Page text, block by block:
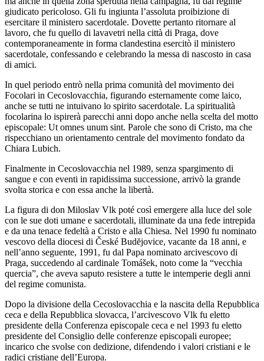
giudicato pericoloso. Gli fu ingiunta l’assoluta proibizione di
esercitare il ministero sacerdotale. Dovette pertanto ritornare al
lavoro, che fu quello di lavavetri nella città di Praga, dove
contemporaneamente in forma clandestina esercitò il ministero
sacerdotale, confessando e celebrando la messa di nascosto in casa
di amici.
In quel periodo entrò nella prima comunità del movimento dei
Focolari in Cecoslovacchia, figurando esternamente come laico,
anche se tutti ne intuivano lo spirito sacerdotale. La spiritualità
focolarina lo ispirerà parecchi anni dopo anche nella scelta del motto
episcopale: Ut omnes unum sint. Parole che sono di Cristo, ma che
rispecchiano un orientamento centrale del movimento fondato da
Chiara Lubich.
Finalmente in Cecoslovacchia nel 1989, senza spargimento di
sangue e con eventi in rapidissima successione, arrivò la grande
svolta storica e con essa anche la libertà.
La figura di don Miloslav Vlk poté così emergere alla luce del sole
con le sue doti umane e sacerdotali, illuminate da una fede intrepida
e da una tenace fedeltà a Cristo e alla Chiesa. Nel 1990 fu nominato
vescovo della diocesi di České Budĕjovice, vacante da 18 anni, e
nell’anno seguente, 1991, fu dal Papa nominato arcivescovo di
Praga, succedendo al cardinale Tomášek, noto come la “vecchia
quercia”, che aveva saputo resistere a tutte le intemperie degli anni
del regime comunista.
Dopo la divisione della Cecoslovacchia e la nascita della Repubblica
ceca e della Repubblica slovacca, l’arcivescovo Vlk fu eletto
presidente della Conferenza episcopale ceca e nel 1993 fu eletto
presidente del Consiglio delle conferenze episcopali europee;
incarico che svolse con dedizione, difendendo i valori cristiani e le
radici cristiane dell’Europa.